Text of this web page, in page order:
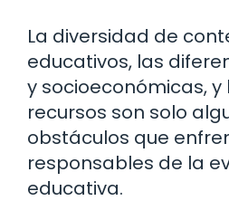
La diversidad de
educativos, las
y socioeconómicas,
recursos son solo
obstáculos que
responsables de la
educativa.